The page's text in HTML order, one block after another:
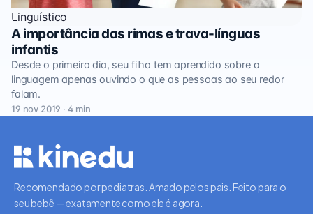
Linguístico
A importância das rimas e trava-línguas
infantis
Desde o primeiro dia, seu filho tem aprendido sobre a
linguagem apenas ouvindo o que as pessoas ao seu redor
falam.
19 nov 2019 · 4 min
Recomendado por pediatras. Amado pelos pais. Feito para o
seu bebê — exatamente como ele é agora.